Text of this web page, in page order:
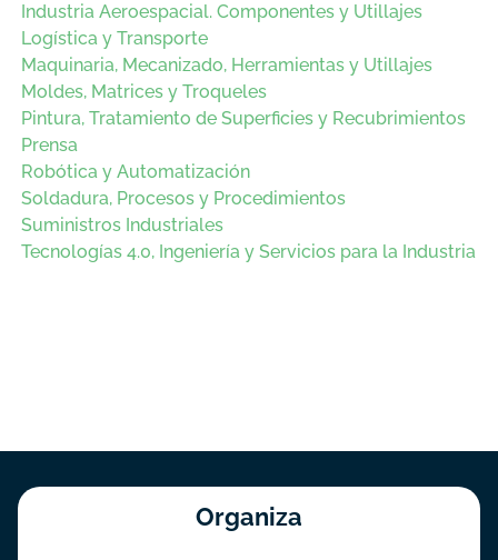
Industria Aeroespacial. Componentes y Utillajes
Logística y Transporte
Maquinaria, Mecanizado, Herramientas y Utillajes
Moldes, Matrices y Troqueles
Pintura, Tratamiento de Superficies y Recubrimientos
Prensa
Robótica y Automatización
Soldadura, Procesos y Procedimientos
Suministros Industriales
Tecnologías 4.0, Ingeniería y Servicios para la Industria
Organiza